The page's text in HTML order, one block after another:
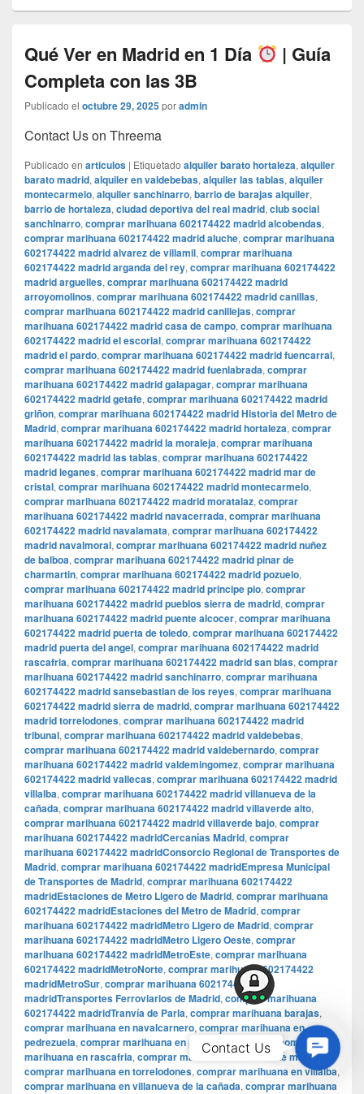
Qué Ver en Madrid en 1 Día
| Guía
Completa con las 3B
Publicado el octubre 29, 2025poradmin
Contact Us on Threema
Publicado en articulos | Etiquetado alquiler barato hortaleza, alquiler
barato madrid, alquiler en valdebebas, alquiler las tablas, alquiler
montecarmelo, alquiler sanchinarro, barrio de barajas alquiler,
barrio de hortaleza, ciudad deportiva del real madrid, club social
sanchinarro, comprar marihuana 602174422 madrid alcobendas,
comprar marihuana 602174422 madrid aluche, comprar marihuana
602174422 madrid alvarez de villamil, comprar marihuana
602174422 madrid arganda del rey, comprar marihuana 602174422
madrid arguelles, comprar marihuana 602174422 madrid
arroyomolinos, comprar marihuana 602174422 madrid canillas,
comprar marihuana 602174422 madrid canillejas, comprar
marihuana 602174422 madrid casa de campo, comprar marihuana
602174422 madrid el escorial, comprar marihuana 602174422
madrid el pardo, comprar marihuana 602174422 madrid fuencarral,
comprar marihuana 602174422 madrid fuenlabrada, comprar
marihuana 602174422 madrid galapagar, comprar marihuana
602174422 madrid getafe, comprar marihuana 602174422 madrid
griñon, comprar marihuana 602174422 madrid Historia del Metro de
Madrid, comprar marihuana 602174422 madrid hortaleza, comprar
marihuana 602174422 madrid la moraleja, comprar marihuana
602174422 madrid las tablas, comprar marihuana 602174422
madrid leganes, comprar marihuana 602174422 madrid mar de
cristal, comprar marihuana 602174422 madrid montecarmelo,
comprar marihuana 602174422 madrid moratalaz, comprar
marihuana 602174422 madrid navacerrada, comprar marihuana
602174422 madrid navalamata, comprar marihuana 602174422
madrid navalmoral, comprar marihuana 602174422 madrid nuñez
de balboa, comprar marihuana 602174422 madrid pinar de
charmartin, comprar marihuana 602174422 madrid pozuelo,
comprar marihuana 602174422 madrid principe pio, comprar
marihuana 602174422 madrid pueblos sierra de madrid, comprar
marihuana 602174422 madrid puente alcocer, comprar marihuana
602174422 madrid puerta de toledo, comprar marihuana 602174422
madrid puerta del angel, comprar marihuana 602174422 madrid
rascafria, comprar marihuana 602174422 madrid san blas, comprar
marihuana 602174422 madrid sanchinarro, comprar marihuana
602174422 madrid sansebastian de los reyes, comprar marihuana
602174422 madrid sierra de madrid, comprar marihuana 602174422
madrid torrelodones, comprar marihuana 602174422 madrid
tribunal, comprar marihuana 602174422 madrid valdebebas,
comprar marihuana 602174422 madrid valdebernardo, comprar
marihuana 602174422 madrid valdemingomez, comprar marihuana
602174422 madrid vallecas, comprar marihuana 602174422 madrid
villalba, comprar marihuana 602174422 madrid villanueva de la
cañada, comprar marihuana 602174422 madrid villaverde alto,
comprar marihuana 602174422 madrid villaverde bajo, comprar
marihuana 602174422 madridCercanías Madrid, comprar
marihuana 602174422 madridConsorcio Regional de Transportes de
Madrid, comprar marihuana 602174422 madridEmpresa Municipal
de Transportes de Madrid, comprar marihuana 602174422
madridEstaciones de Metro Ligero de Madrid, comprar marihuana
602174422 madridEstaciones del Metro de Madrid, comprar
marihuana 602174422 madridMetro Ligero de Madrid, comprar
marihuana 602174422 madridMetro Ligero Oeste, comprar
marihuana 602174422 madridMetroEste, comprar marihuana
602174422 madridMetroNorte, comprar marihuana 602174422
madridMetroSur, comprar marihuana 602174422
madridTransportes Ferroviarios de Madrid, comprar marihuana
602174422 madridTranvía de Parla, comprar marihuana barajas,
comprar marihuana en navalcarnero, comprar marihuana en
pedrezuela, comprar marihuana en pueblos de madrid
comprar
marihuana en rascafria, comprar marihuana en sierra de madrid,
comprar marihuana en torrelodones, comprar marihuana en villalba,
comprar marihuana en villanueva de la cañada, comprar marihuana
Us
Contact Us